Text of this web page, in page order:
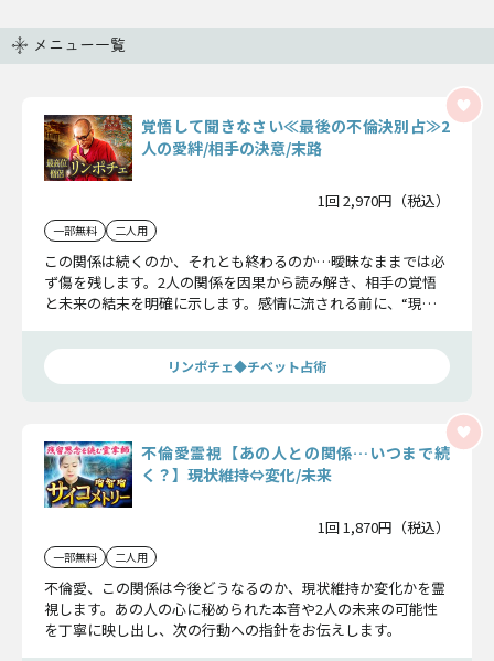
メニュー一覧
覚悟して聞きなさい≪最後の不倫決別占≫2
人の愛絆/相手の決意/末路
1回 2,970円（税込）
一部無料 二人用
この関係は続くのか、それとも終わるのか…曖昧なままでは必
ず傷を残します。2人の関係を因果から読み解き、相手の覚悟
と未来の結末を明確に示します。感情に流される前に、“現実
リンポチェ◆チベット占術
不倫愛霊視【あの人との関係…いつまで続
く？】現状維持⇔変化/未来
1回 1,870円（税込）
一部無料 二人用
不倫愛、この関係は今後どうなるのか、現状維持か変化かを霊
視します。あの人の心に秘められた本音や2人の未来の可能性
を丁寧に映し出し、次の行動への指針をお伝えします。